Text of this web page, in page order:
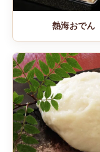
熱海おでん